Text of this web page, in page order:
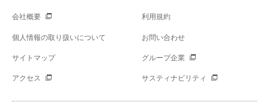
会社概要 利用規約
個人情報の取り扱いについて お問い合わせ
サイトマップ グループ企業
アクセス サスティナビリティ